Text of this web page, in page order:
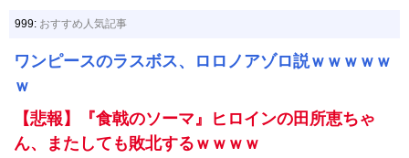
999: おすすめ人気記事
ワンピースのラスボス、ロロノアゾロ説ｗｗｗｗｗ
ｗ
【悲報】『食戟のソーマ』ヒロインの田所恵ちゃ
ん、またしても敗北するｗｗｗｗ